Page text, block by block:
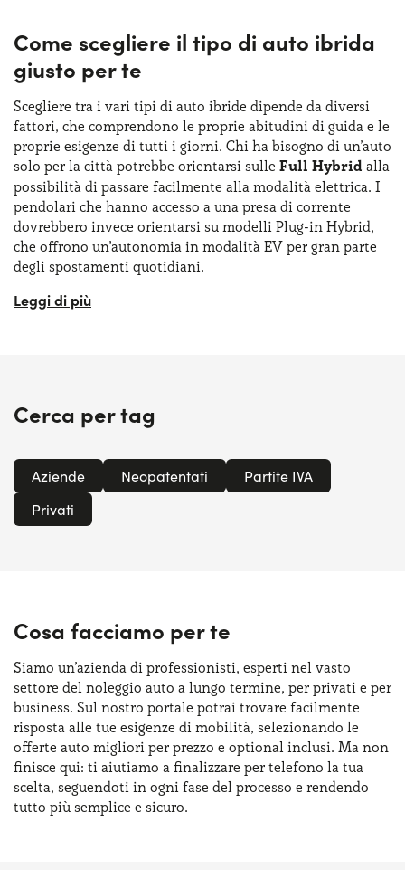
Come scegliere il tipo di auto ibrida
giusto per te
Scegliere tra i vari tipi di auto ibride dipende da diversi
fattori, che comprendono le proprie abitudini di guida e le
proprie esigenze di tutti i giorni. Chi ha bisogno di un’auto
solo per la città potrebbe orientarsi sulle Full Hybrid alla
possibilità di passare facilmente alla modalità elettrica. I
pendolari che hanno accesso a una presa di corrente
dovrebbero invece orientarsi su modelli Plug-in Hybrid,
che offrono un’autonomia in modalità EV per gran parte
degli spostamenti quotidiani.
Infine, chi cerca un mezzo per lunghe distanze potrebbe
necessità. Dalle Mild Hybrid economiche e semplici, alle
Full Hybrid ideali per un utilizzo cittadino, fino alle
scegliere il giusto tipo di auto ibrida può fare la differenza
in termini di consumi, prestazioni e riduzione delle
emissioni.
Cerca per tag
Aziende Neopatentati
Partite IVA
Privati
Cosa facciamo per te
Siamo un’azienda di professionisti, esperti nel vasto
settore del noleggio auto a lungo termine, per privati e per
business. Sul nostro portale potrai trovare facilmente
risposta alle tue esigenze di mobilità, selezionando le
offerte auto migliori per prezzo e optional inclusi. Ma non
finisce qui: ti aiutiamo a finalizzare per telefono la tua
scelta, seguendoti in ogni fase del processo e rendendo
tutto più semplice e sicuro.